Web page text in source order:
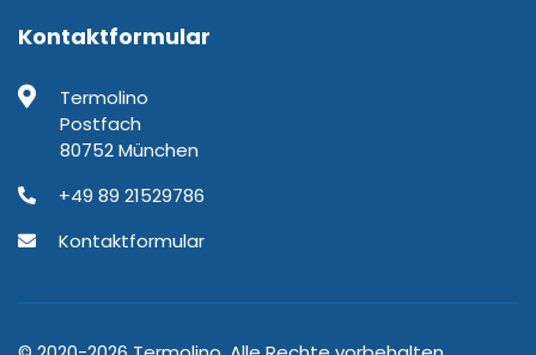
Kontaktformular
Termolino
Postfach
80752 München
+49 89 21529786
Kontaktformular